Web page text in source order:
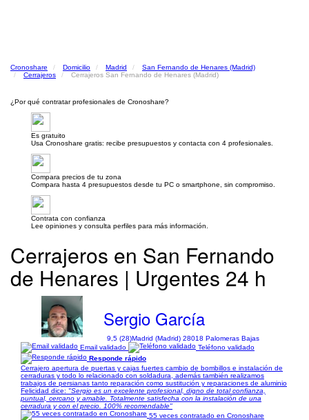
Cronoshare Domicilio Madrid
San Fernando de Henares (Madrid)
Cerrajeros
Cerrajeros San Fernando de Henares (Madrid)
¿Por qué contratar profesionales de Cronoshare?
Es gratuito
Usa Cronoshare gratis: recibe presupuestos y contacta con 4 profesionales.
Compara precios de tu zona
Compara hasta 4 presupuestos desde tu PC o smartphone, sin compromiso.
Contrata con confianza
Lee opiniones y consulta perfiles para más información.
Cerrajeros en San Fernando
de Henares | Urgentes 24 h
Sergio García
9,5 (28)Madrid (Madrid) 28018 Palomeras Bajas
Email validado
Teléfono validado
Responde rápido
Cerrajero apertura de puertas y cajas fuertes cambio de bombillos e instalación de
cerraduras y todo lo relacionado con soldadura, además también realizamos
trabajos de persianas tanto reparación como sustitución y reparaciones de aluminio
Felicidad dice: "Sergio es un excelente profesional, digno de total confianza,
puntual, cercano y amable. Totalmente satisfecha con la instalación de una
cerradura y con el precio. 100% recomendable"
55 veces contratado en Cronoshare